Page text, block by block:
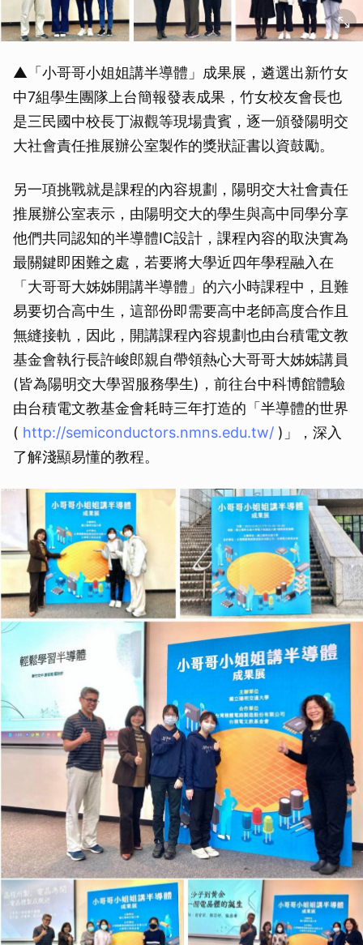
▲「小哥哥小姐姐講半導體」成果展，遴選出新竹女
中7組學生團隊上台簡報發表成果，竹女校友會長也
是三民國中校長丁淑觀等現場貴賓，逐一頒發陽明交
大社會責任推展辦公室製作的獎狀証書以資鼓勵。
另一項挑戰就是課程的內容規劃，陽明交大社會責任
推展辦公室表示，由陽明交大的學生與高中同學分享
他們共同認知的半導體IC設計，課程內容的取決實為
最關鍵即困難之處，若要將大學近四年學程融入在
「大哥哥大姊姊開講半導體」的六小時課程中，且難
易要切合高中生，這部份即需要高中老師高度合作且
無縫接軌，因此，開講課程內容規劃也由台積電文教
基金會執行長許峻郎親自帶領熱心大哥哥大姊姊講員
(皆為陽明交大學習服務學生)，前往台中科博館體驗
由台積電文教基金會耗時三年打造的「半導體的世界
( http://semiconductors.nmns.edu.tw/ )」，深入
了解淺顯易懂的教程。